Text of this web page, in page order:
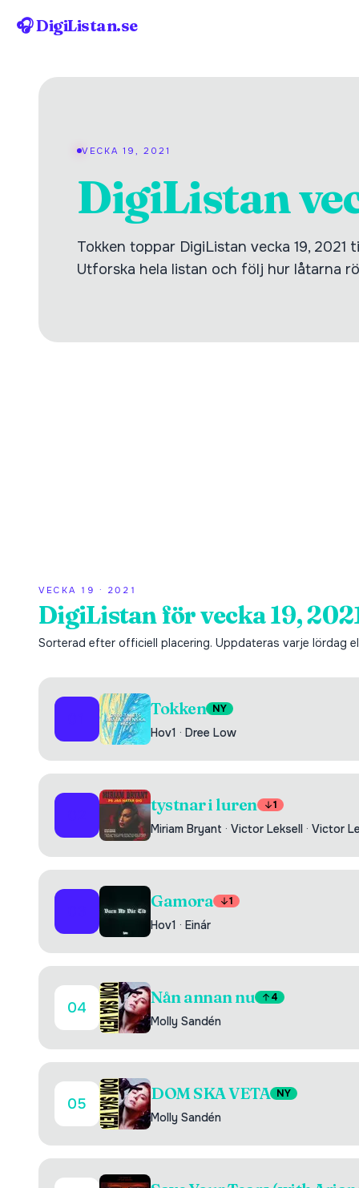
🎧 DigiListan.se
VECKA 19, 2021
DigiListan
Tokken toppar DigiListan vecka 19, 2021
Utforska hela listan och följ hur låtarna
VECKA 19 · 2021
DigiListan för vecka 19,
Sorterad efter officiell placering. Uppdateras varje lördag
Tokken NY
Hov1 · Dree Low
tystnar i luren 1
Miriam Bryant · Victor Leksell · Victor
Gamora 1
Hov1 · Einár
04
Nån annan nu 4
Molly Sandén
05
DOM SKA VETA NY
Molly Sandén